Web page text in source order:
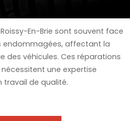
En-Brie sont souvent face
endommagées, affectant la
des véhicules. Ces réparations
une expertise
travail de qualité.